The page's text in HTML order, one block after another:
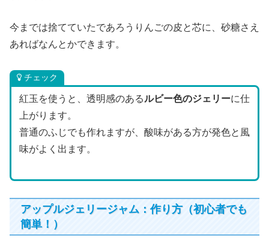
今までは捨てていたであろうりんごの皮と芯に、砂糖さえ
あればなんとかできます。
チェック
紅玉を使うと、透明感のあるルビー色のジェリーに仕
上がります。
普通のふじでも作れますが、酸味がある方が発色と風
味がよく出ます。
アップルジェリージャム：作り方（初心者でも
簡単！）